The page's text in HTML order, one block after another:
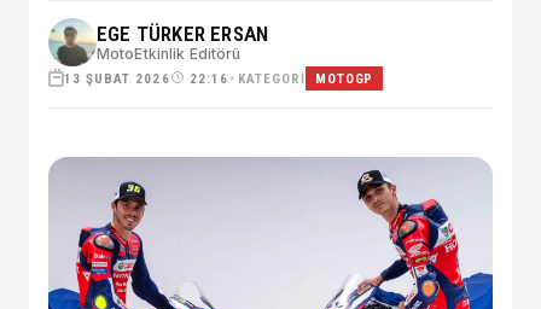
EGE TÜRKER ERSAN
MotoEtkinlik Editörü
13 ŞUBAT 2026 22:16 • KATEGORI MOTOGP